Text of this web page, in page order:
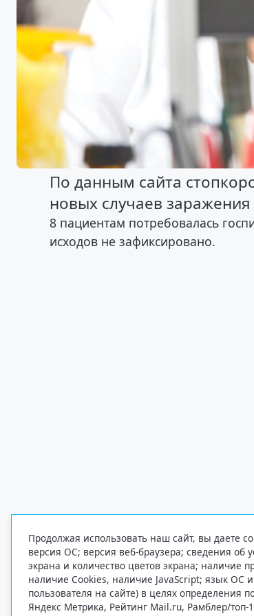
По данным сайта
новых случаев
8 пациентам потребовалась
исходов не зафиксировано.
Продолжая использовать наш сайт, вы даете
версия ОС; версия веб-браузера; сведения об
экрана и количество цветов экрана; наличие
наличие Cookies, наличие JavaScript; язык ОС
пользователя на сайте) в целях определения
Яндекс Метрика, Рейтинг Mail.ru, Рамблер/топ-